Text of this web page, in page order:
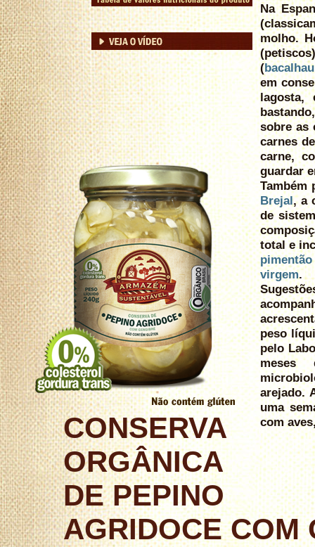
Na
molho.
(bacalhau
em
lagosta,
sobre as
carnes
carne,
guardar
Também
Brejal, a
de
total e
virgem.
peso
pelo
meses
arejado.
uma
com
CONSERVA
ORGÂNICA
DE PEPINO
AGRIDOCE COM